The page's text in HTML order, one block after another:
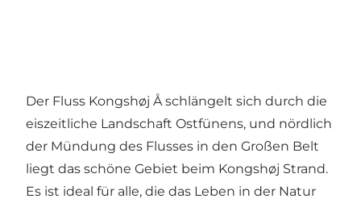
Der Fluss Kongshøj Å schlängelt sich durch die
eiszeitliche Landschaft Ostfünens, und nördlich
der Mündung des Flusses in den Großen Belt
liegt das schöne Gebiet beim Kongshøj Strand.
Es ist ideal für alle, die das Leben in der Natur